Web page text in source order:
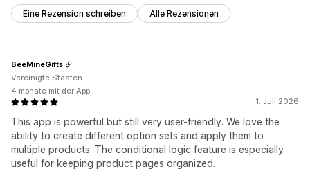
Eine Rezension schreiben Alle Rezensionen
1. Juli 2026
This app is powerful but still very user-friendly. We love the
ability to create different option sets and apply them to
multiple products. The conditional logic feature is especially
useful for keeping product pages organized.
BeeMineGifts
Vereinigte Staaten
4 monate mit der App